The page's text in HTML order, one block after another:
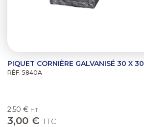
PIQUET CORNIÈRE GALVANISÉ 30 X 30
RÉF. 5840A
2,50 € HT
3,00 € TTC